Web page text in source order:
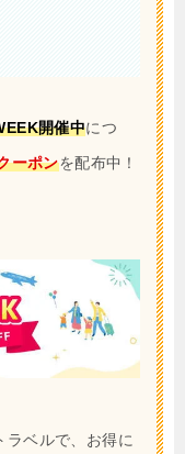
開催中につ
ーポンを配布中！
ラベルで、お得に